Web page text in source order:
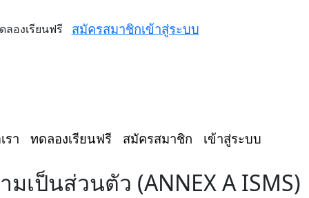
ลองเรียนฟรี สมัครสมาชิกเข้าสู่ระบบ
รา ทดลองเรียนฟรี สมัครสมาชิก เข้าสู่ระบบ
เป็นส่วนตัว (ANNEX A ISMS)